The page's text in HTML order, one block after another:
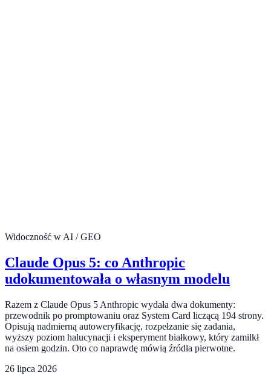
Widoczność w AI / GEO
Claude Opus 5: co Anthropic
udokumentowała o własnym modelu
Razem z Claude Opus 5 Anthropic wydała dwa dokumenty:
przewodnik po promptowaniu oraz System Card liczącą 194 strony.
Opisują nadmierną autoweryfikację, rozpełzanie się zadania,
wyższy poziom halucynacji i eksperyment białkowy, który zamilkł
na osiem godzin. Oto co naprawdę mówią źródła pierwotne.
26 lipca 2026